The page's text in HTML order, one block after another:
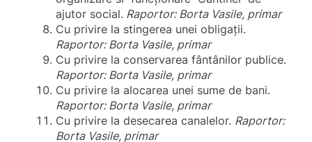
ajutor social. Raportor: Borta Vasile, primar
Cu privire la stingerea unei obligații.
Raportor: Borta Vasile, primar
Cu privire la conservarea fântânilor publice.
Raportor: Borta Vasile, primar
Cu privire la alocarea unei sume de bani.
Raportor: Borta Vasile, primar
Cu privire la desecarea canalelor. Raportor:
Borta Vasile, primar